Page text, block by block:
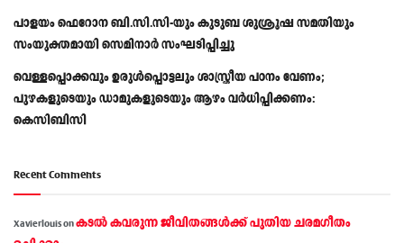
പാളയം ഫെറോന ബി.സി.സി-യും കുടുബ ശുശ്രൂഷ സമതിയും
സംയുക്തമായി സെമിനാർ സംഘടിപ്പിച്ചു
വെള്ളപ്പൊക്കവും ഉരുള്‍പ്പൊട്ടലും ശാസ്ത്രീയ പഠനം വേണം;
പുഴകളുടെയും ഡാമുകളുടെയും ആഴം വര്‍ധിപ്പിക്കണം:
കെസിബിസി
Recent Comments
Xavierlouisonകടല്‍ കവരുന്ന ജീവിതങ്ങള്‍ക്ക് പുതിയ ചരമഗീതം